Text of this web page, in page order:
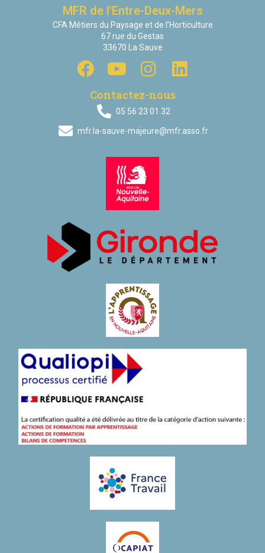
MFR de l'Entre-Deux-Mers
CFA Métiers du Paysage et de l’Horticulture
67 rue du Gestas
33670 La Sauve
Contactez-nous
05 56 23 01 32
mfr.la-sauve-majeure@mfr.asso.fr